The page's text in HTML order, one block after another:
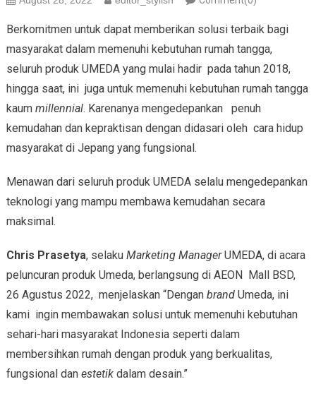
Berkomitmen untuk dapat memberikan solusi terbaik bagi
masyarakat dalam memenuhi kebutuhan rumah tangga,
seluruh produk UMEDA yang mulai hadir pada tahun 2018,
hingga saat, ini juga untuk memenuhi kebutuhan rumah tangga
kaum millennial. Karenanya mengedepankan
penuh
kemudahan dan kepraktisan dengan didasari oleh cara hidup
masyarakat di Jepang yang fungsional.
Menawan dari seluruh produk UMEDA selalu mengedepankan
teknologi yang mampu membawa kemudahan secara
maksimal.
Chris Prasetya, selaku Marketing ManagerUMEDA, di acara
peluncuran produk Umeda, berlangsung di AEON Mall BSD,
26 Agustus 2022, menjelaskan “DenganbrandUmeda, ini
kami ingin membawakan solusi untuk memenuhi kebutuhan
sehari-hari masyarakat Indonesia seperti dalam
membersihkan rumah dengan produk yang berkualitas,
fungsional dan estetikdalam desain.”